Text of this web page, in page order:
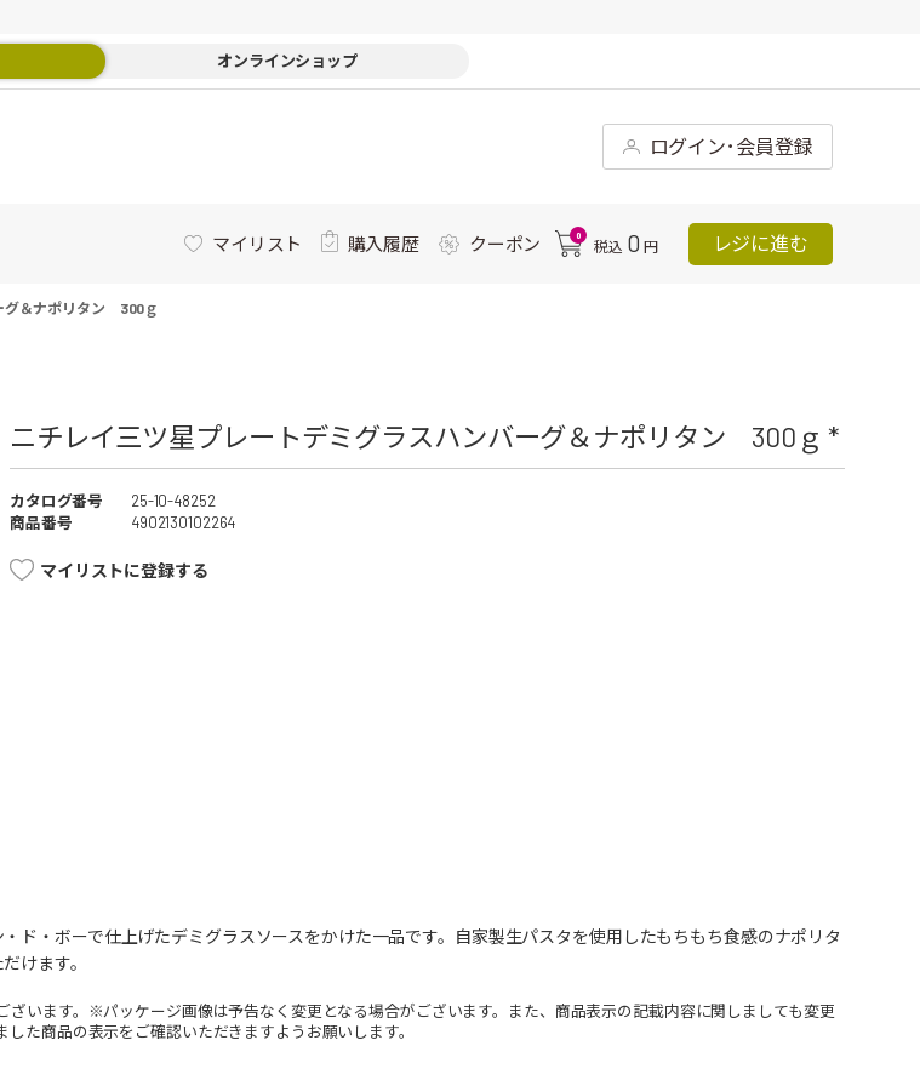
オンラインショップ
ログイン･会員登録
マイリスト 購入履歴 クーポン 0
税込 0 円 レジに進む
グ＆ナポリタン 300ｇ
ニチレイ三ツ星プレートデミグラスハンバーグ＆ナポリタン 300ｇ *
カタログ番号
25-10-48252
商品番号
4902130102264
マイリストに登録する
ド・ボーで仕上げたデミグラスソースをかけた一品です。自家製生パスタを使用したもちもち食感のナポリタ
けます。
います。※パッケージ画像は予告なく変更となる場合がございます。また、商品表示の記載内容に関しましても変更
た商品の表示をご確認いただきますようお願いします。